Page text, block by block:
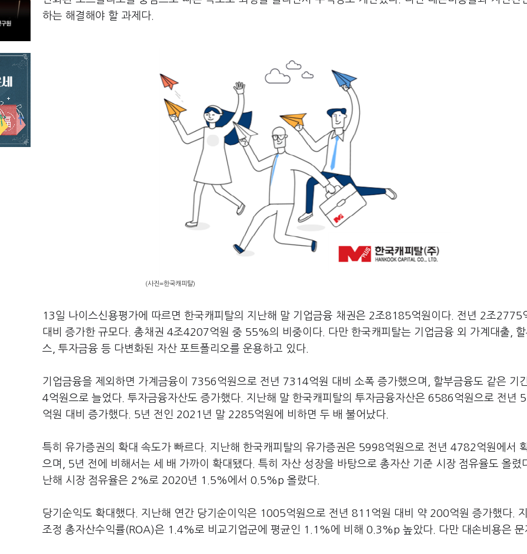
하는 해결해야 할 과제다.
(사진=한국캐피탈)
13일 나이스신용평가에 따르면 한국캐피탈의 지난해 말 기업금융 채권은 2조8185억원이다. 전년 2조2775
대비 증가한 규모다. 총채권 4조4207억원 중 55%의 비중이다. 다만 한국캐피탈는 기업금융 외 가계대출,
스, 투자금융 등 다변화된 자산 포트폴리오를 운용하고 있다.
기업금융을 제외하면 가계금융이 7356억원으로 전년 7314억원 대비 소폭 증가했으며, 할부금융도 같은 기
4억원으로 늘었다. 투자금융자산도 증가했다. 지난해 말 한국캐피탈의 투자금융자산은 6586억원으로 전년
억원 대비 증가했다. 5년 전인 2021년 말 2285억원에 비하면 두 배 불어났다.
특히 유가증권의 확대 속도가 빠르다. 지난해 한국캐피탈의 유가증권은 5998억원으로 전년 4782억원에서
으며, 5년 전에 비해서는 세 배 가까이 확대됐다. 특히 자산 성장을 바탕으로 총자산 기준 시장 점유율도 올렸
난해 시장 점유율은 2%로 2020년 1.5%에서 0.5%p 올랐다.
당기순익도 확대했다. 지난해 연간 당기순이익은 1005억원으로 전년 811억원 대비 약 200억원 증가했다.
조정 총자산수익률(ROA)은 1.4%로 비교기업군에 평균인 1.1%에 비해 0.3%p 높았다. 다만 대손비용은 문